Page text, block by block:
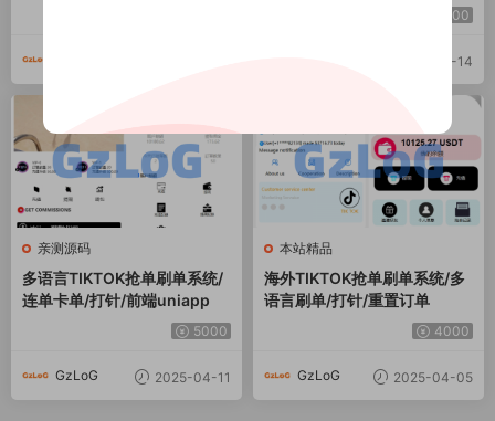
3000
2025-04-14
亲测源码
多语言TIKTOK抢单刷单系统/
连单卡单/打针/前端uniapp
5000
GzLoG 2025-04-11
本站精品
海外TIKTOK抢单刷单系统/多
语言刷单/打针/重置订单
4000
GzLoG 2025-04-05